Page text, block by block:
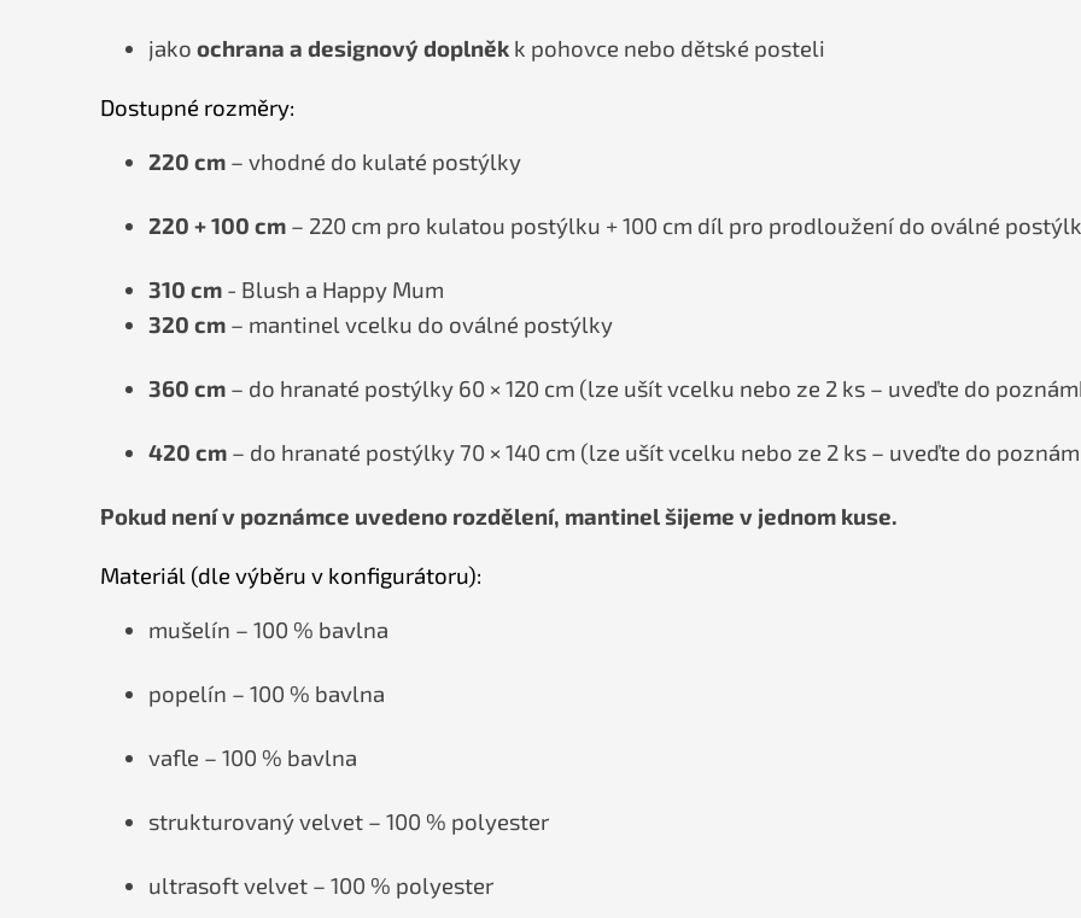
jako ochrana a designový doplněk k pohovce nebo dětské posteli
Dostupné rozměry:
220 cm – vhodné do kulaté postýlky
220 + 100 cm – 220 cm pro kulatou postýlku + 100 cm díl pro prodloužení do oválné
310 cm - Blush a Happy Mum
320 cm – mantinel vcelku do oválné postýlky
360 cm – do hranaté postýlky 60 × 120 cm (lze ušít vcelku nebo ze 2 ks – uveďte do
420 cm – do hranaté postýlky 70 × 140 cm (lze ušít vcelku nebo ze 2 ks – uveďte do
Pokud není v poznámce uvedeno rozdělení, mantinel šijeme v jednom kuse.
Materiál (dle výběru v konfigurátoru):
mušelín – 100 % bavlna
popelín – 100 % bavlna
vafle – 100 % bavlna
strukturovaný velvet – 100 % polyester
ultrasoft velvet – 100 % polyester